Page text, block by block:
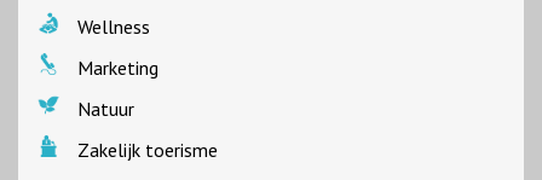
Wellness
Marketing
Natuur
Zakelijk toerisme